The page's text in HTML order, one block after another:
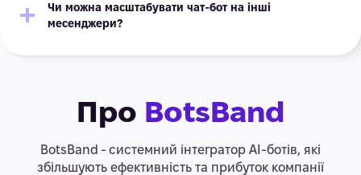
Чи можна масштабувати чат-бот на інші
месенджери?
Про BotsBand
BotsBand - системний інтегратор АІ-ботів, які
збільшують ефективність та прибуток компанії